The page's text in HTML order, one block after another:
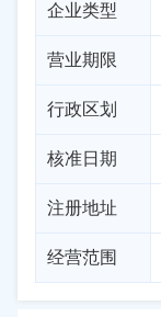
企业类型
营业期限
行政区划
核准日期
注册地址
经营范围